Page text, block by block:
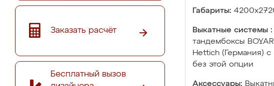
Заказать расчёт
Бесплатный вызов
Габариты:
Выкатные системы :
тандембоксы
Hettich (Германия)
без этой опции
Аксессуары: